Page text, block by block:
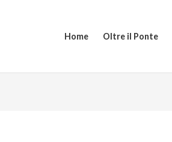
Home Oltre il Ponte